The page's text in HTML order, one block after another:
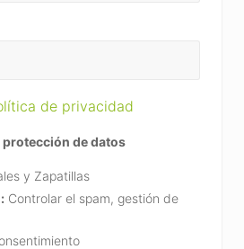
de privacidad
de datos
y Zapatillas
Controlar el spam, gestión de